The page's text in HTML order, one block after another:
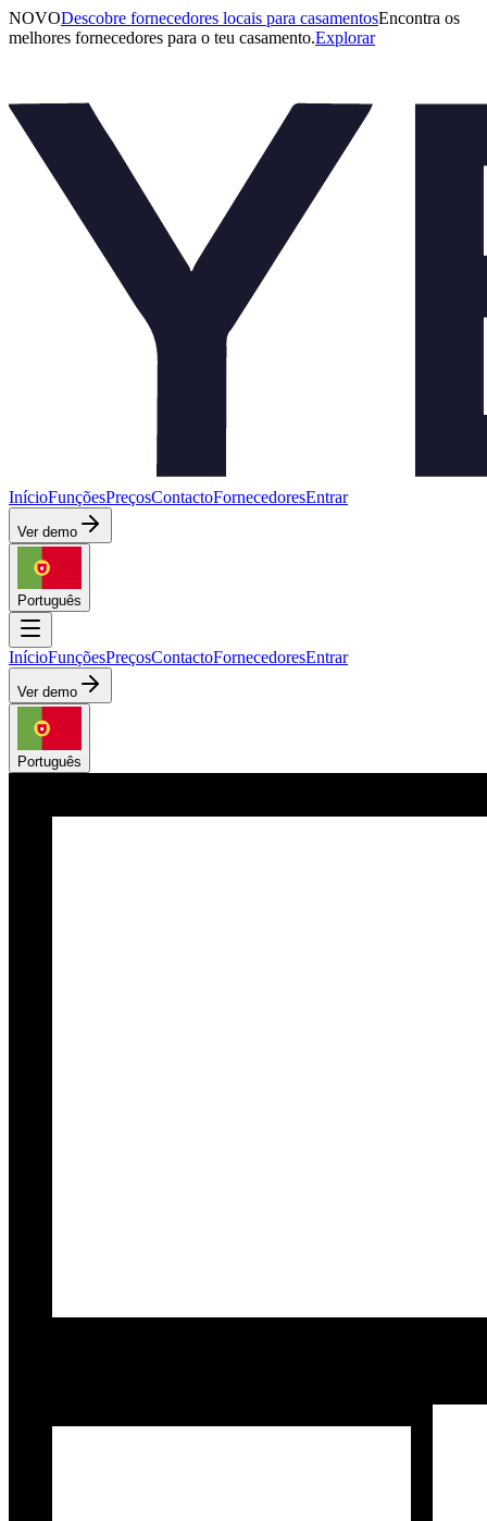
NOVODescobre fornecedores locais para casamentosEncontra os
melhores fornecedores para o teu casamento.Explorar
InícioFunçõesPreçosContactoFornecedoresEntrar
Ver demo
Português
InícioFunçõesPreçosContactoFornecedoresEntrar
Ver demo
Português